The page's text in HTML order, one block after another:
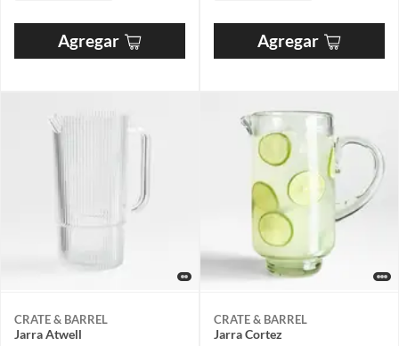
Agregar Agregar
CRATE & BARREL
Jarra Atwell
CRATE & BARREL
Jarra Cortez